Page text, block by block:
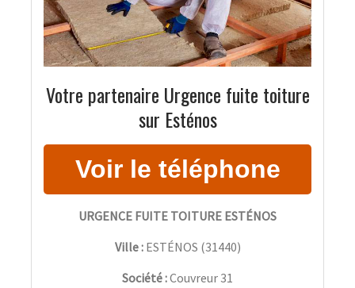
Votre partenaire Urgence fuite toiture
sur Esténos
URGENCE FUITE TOITURE ESTÉNOS
Ville : ESTÉNOS (31440)
Société :Couvreur 31